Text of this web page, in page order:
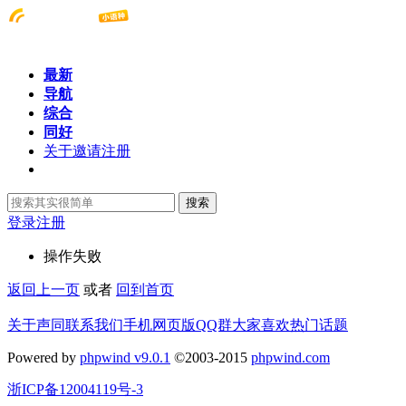
最新
导航
综合
同好
关于邀请注册
搜索
登录注册
操作失败
返回上一页 或者 回到首页
关于声同联系我们手机网页版QQ群大家喜欢热门话题
Powered by phpwind v9.0.1 ©2003-2015 phpwind.com
浙ICP备12004119号-3